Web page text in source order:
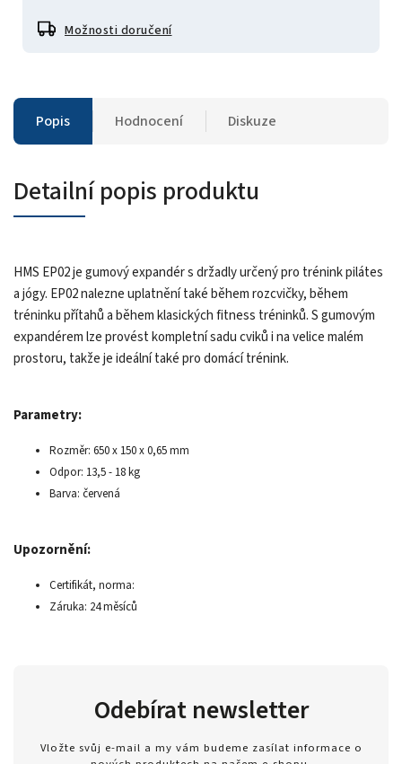
Možnosti doručení
Popis Hodnocení Diskuze
Detailní popis produktu
HMS EP02 je gumový expandér s držadly určený pro trénink pilátes
a jógy. EP02 nalezne uplatnění také během rozcvičky, během
tréninku přítahů a během klasických fitness tréninků. S gumovým
expandérem lze provést kompletní sadu cviků i na velice malém
prostoru, takže je ideální také pro domácí trénink.
Parametry:
Rozměr: 650 x 150 x 0,65 mm
Odpor: 13,5 - 18 kg
Barva: červená
Upozornění:
Certifikát, norma:
Záruka: 24 měsíců
Odebírat newsletter
Vložte svůj e-mail a my vám budeme zasílat informace o